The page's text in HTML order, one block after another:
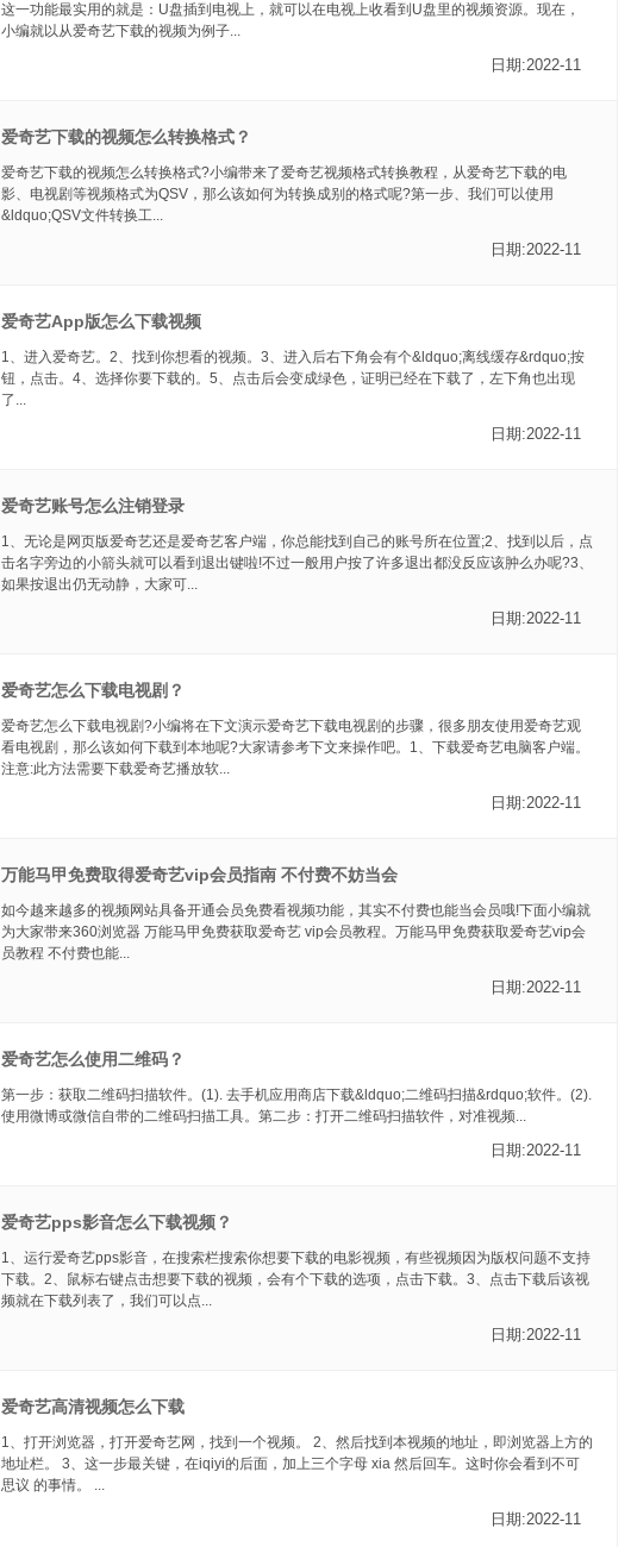
这一功能最实用的就是：U盘插到电视上，就可以在电视上收看到U盘里的视频资源。现在，
小编就以从爱奇艺下载的视频为例子...
日期:2022-11
爱奇艺下载的视频怎么转换格式？
爱奇艺下载的视频怎么转换格式?小编带来了爱奇艺视频格式转换教程，从爱奇艺下载的电
影、电视剧等视频格式为QSV，那么该如何为转换成别的格式呢?第一步、我们可以使用
&ldquo;QSV文件转换工...
日期:2022-11
爱奇艺App版怎么下载视频
1、进入爱奇艺。2、找到你想看的视频。3、进入后右下角会有个&ldquo;离线缓存&rdquo;按
钮，点击。4、选择你要下载的。5、点击后会变成绿色，证明已经在下载了，左下角也出现
了...
日期:2022-11
爱奇艺账号怎么注销登录
1、无论是网页版爱奇艺还是爱奇艺客户端，你总能找到自己的账号所在位置;2、找到以后，点
击名字旁边的小箭头就可以看到退出键啦!不过一般用户按了许多退出都没反应该肿么办呢?3、
如果按退出仍无动静，大家可...
日期:2022-11
爱奇艺怎么下载电视剧？
爱奇艺怎么下载电视剧?小编将在下文演示爱奇艺下载电视剧的步骤，很多朋友使用爱奇艺观
看电视剧，那么该如何下载到本地呢?大家请参考下文来操作吧。1、下载爱奇艺电脑客户端。
注意:此方法需要下载爱奇艺播放软...
日期:2022-11
万能马甲免费取得爱奇艺vip会员指南 不付费不妨当会
如今越来越多的视频网站具备开通会员免费看视频功能，其实不付费也能当会员哦!下面小编就
为大家带来360浏览器 万能马甲免费获取爱奇艺 vip会员教程。万能马甲免费获取爱奇艺vip会
员教程 不付费也能...
日期:2022-11
爱奇艺怎么使用二维码？
第一步：获取二维码扫描软件。(1). 去手机应用商店下载&ldquo;二维码扫描&rdquo;软件。(2).
使用微博或微信自带的二维码扫描工具。第二步：打开二维码扫描软件，对准视频...
日期:2022-11
爱奇艺pps影音怎么下载视频？
1、运行爱奇艺pps影音，在搜索栏搜索你想要下载的电影视频，有些视频因为版权问题不支持
下载。2、鼠标右键点击想要下载的视频，会有个下载的选项，点击下载。3、点击下载后该视
频就在下载列表了，我们可以点...
日期:2022-11
爱奇艺高清视频怎么下载
1、打开浏览器，打开爱奇艺网，找到一个视频。 2、然后找到本视频的地址，即浏览器上方的
地址栏。 3、这一步最关键，在iqiyi的后面，加上三个字母 xia 然后回车。这时你会看到不可
思议 的事情。 ...
日期:2022-11